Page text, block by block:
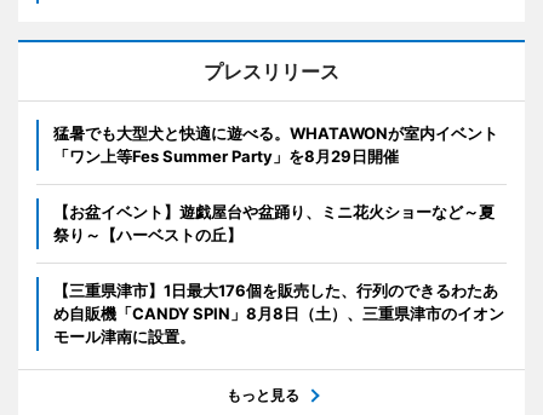
プレスリリース
猛暑でも大型犬と快適に遊べる。WHATAWONが室内イベント
「ワン上等Fes Summer Party」を8月29日開催
【お盆イベント】遊戯屋台や盆踊り、ミニ花火ショーなど～夏
祭り～【ハーベストの丘】
【三重県津市】1日最大176個を販売した、行列のできるわたあ
め自販機「CANDY SPIN」8月8日（土）、三重県津市のイオン
モール津南に設置。
もっと見る